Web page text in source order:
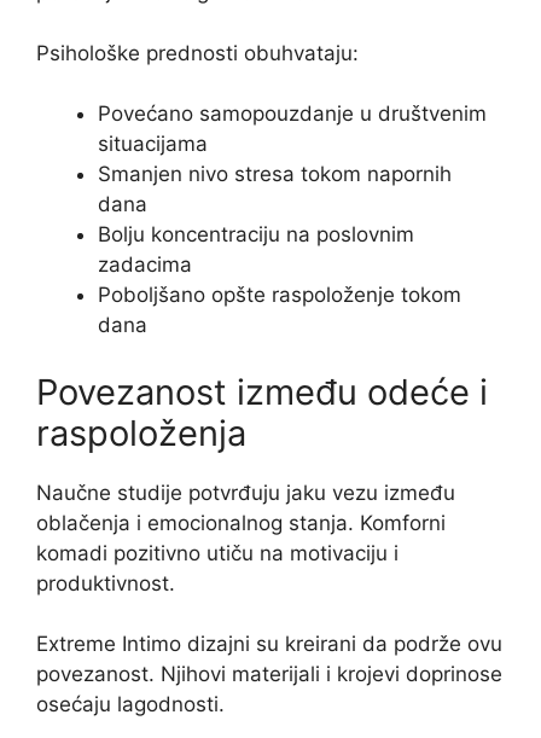
Psihološke prednosti obuhvataju:
Povećano samopouzdanje u društvenim
situacijama
Smanjen nivo stresa tokom napornih
dana
Bolju koncentraciju na poslovnim
zadacima
Poboljšano opšte raspoloženje tokom
dana
Povezanost između odeće i
raspoloženja
Naučne studije potvrđuju jaku vezu između
oblačenja i emocionalnog stanja. Komforni
komadi pozitivno utiču na motivaciju i
produktivnost.
Extreme Intimo dizajni su kreirani da podrže ovu
povezanost. Njihovi materijali i krojevi doprinose
osećaju lagodnosti.